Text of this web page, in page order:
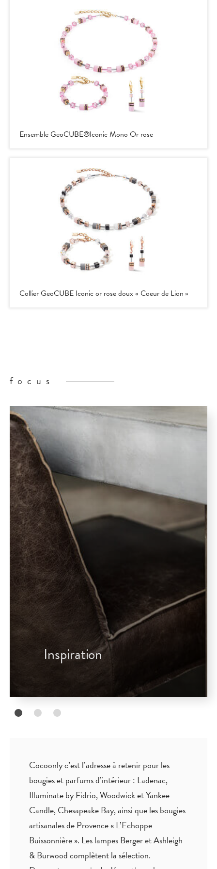
Ensemble GeoCUBE®Iconic Mono Or rose
Collier GeoCUBE Iconic or rose doux « Coeur de Lion »
focus
Inspiration
Cocoonly c’est l’adresse à retenir pour les
bougies et parfums d’intérieur : Ladenac,
Illuminate by Fidrio, Woodwick et Yankee
Candle, Chesapeake Bay, ainsi que les bougies
artisanales de Provence « L’Echoppe
Buissonnière ». Les lampes Berger et Ashleigh
& Burwood complètent la sélection.